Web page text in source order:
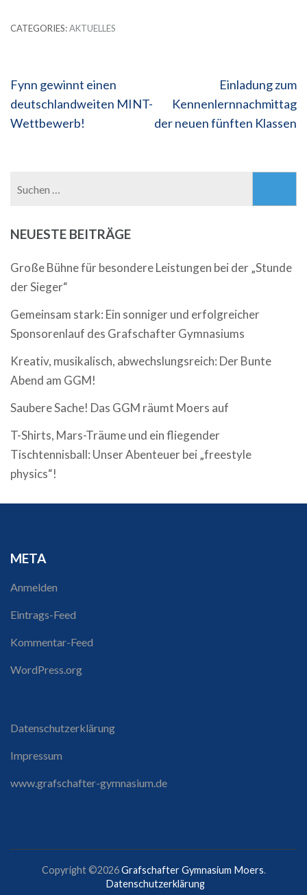
CATEGORIES:AKTUELLES
Beitragsnavigation
Fynn gewinnt einen
deutschlandweiten MINT-
Wettbewerb!
Einladung zum
Kennenlernnachmittag
der neuen fünften Klassen
NEUESTE BEITRÄGE
Große Bühne für besondere Leistungen bei der „Stunde
der Sieger“
Gemeinsam stark: Ein sonniger und erfolgreicher
Sponsorenlauf des Grafschafter Gymnasiums
Kreativ, musikalisch, abwechslungsreich: Der Bunte
Abend am GGM!
Saubere Sache! Das GGM räumt Moers auf
T-Shirts, Mars-Träume und ein fliegender
Tischtennisball: Unser Abenteuer bei „freestyle
physics“!
META
Anmelden
Eintrags-Feed
Kommentar-Feed
WordPress.org
Datenschutzerklärung
Impressum
www.grafschafter-gymnasium.de
Copyright ©2026Grafschafter Gymnasium Moers.
Datenschutzerklärung